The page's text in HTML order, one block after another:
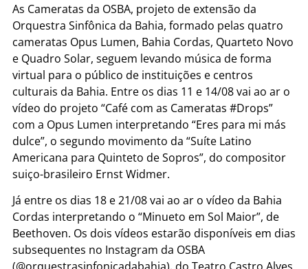
As Cameratas da OSBA, projeto de extensão da
Orquestra Sinfônica da Bahia, formado pelas quatro
cameratas Opus Lumen, Bahia Cordas, Quarteto Novo
e Quadro Solar, seguem levando música de forma
virtual para o público de instituições e centros
culturais da Bahia. Entre os dias 11 e 14/08 vai ao ar o
vídeo do projeto “Café com as Cameratas #Drops”
com a Opus Lumen interpretando “Eres para mi más
dulce”, o segundo movimento da “Suíte Latino
Americana para Quinteto de Sopros”, do compositor
suiço-brasileiro Ernst Widmer.
Já entre os dias 18 e 21/08 vai ao ar o vídeo da Bahia
Cordas interpretando o “Minueto em Sol Maior”, de
Beethoven. Os dois vídeos estarão disponíveis em dias
subsequentes no Instagram da OSBA